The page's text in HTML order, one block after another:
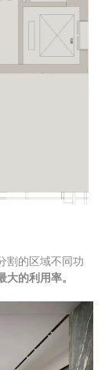
割的区域不同功
大的利用率。